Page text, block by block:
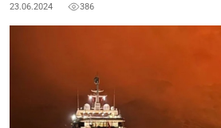
23.06.2024 386